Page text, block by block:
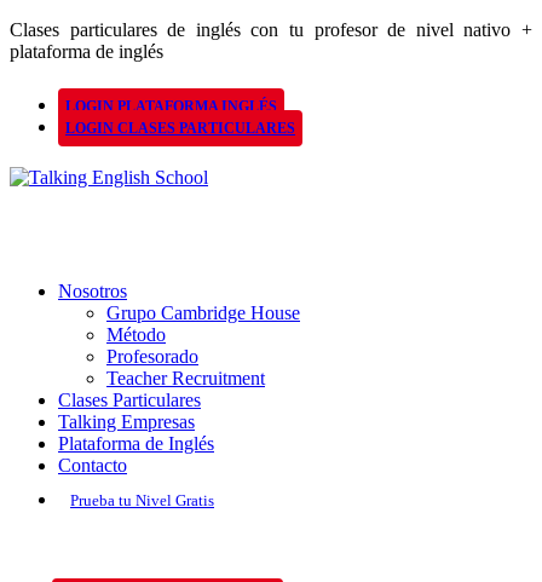
Clases particulares de inglés con tu profesor de nivel nativo +
plataforma de inglés
LOGIN PLATAFORMA INGLÉS
LOGIN CLASES PARTICULARES
Nosotros
Grupo Cambridge House
Método
Profesorado
Teacher Recruitment
Clases Particulares
Talking Empresas
Plataforma de Inglés
Contacto
Prueba tu Nivel Gratis